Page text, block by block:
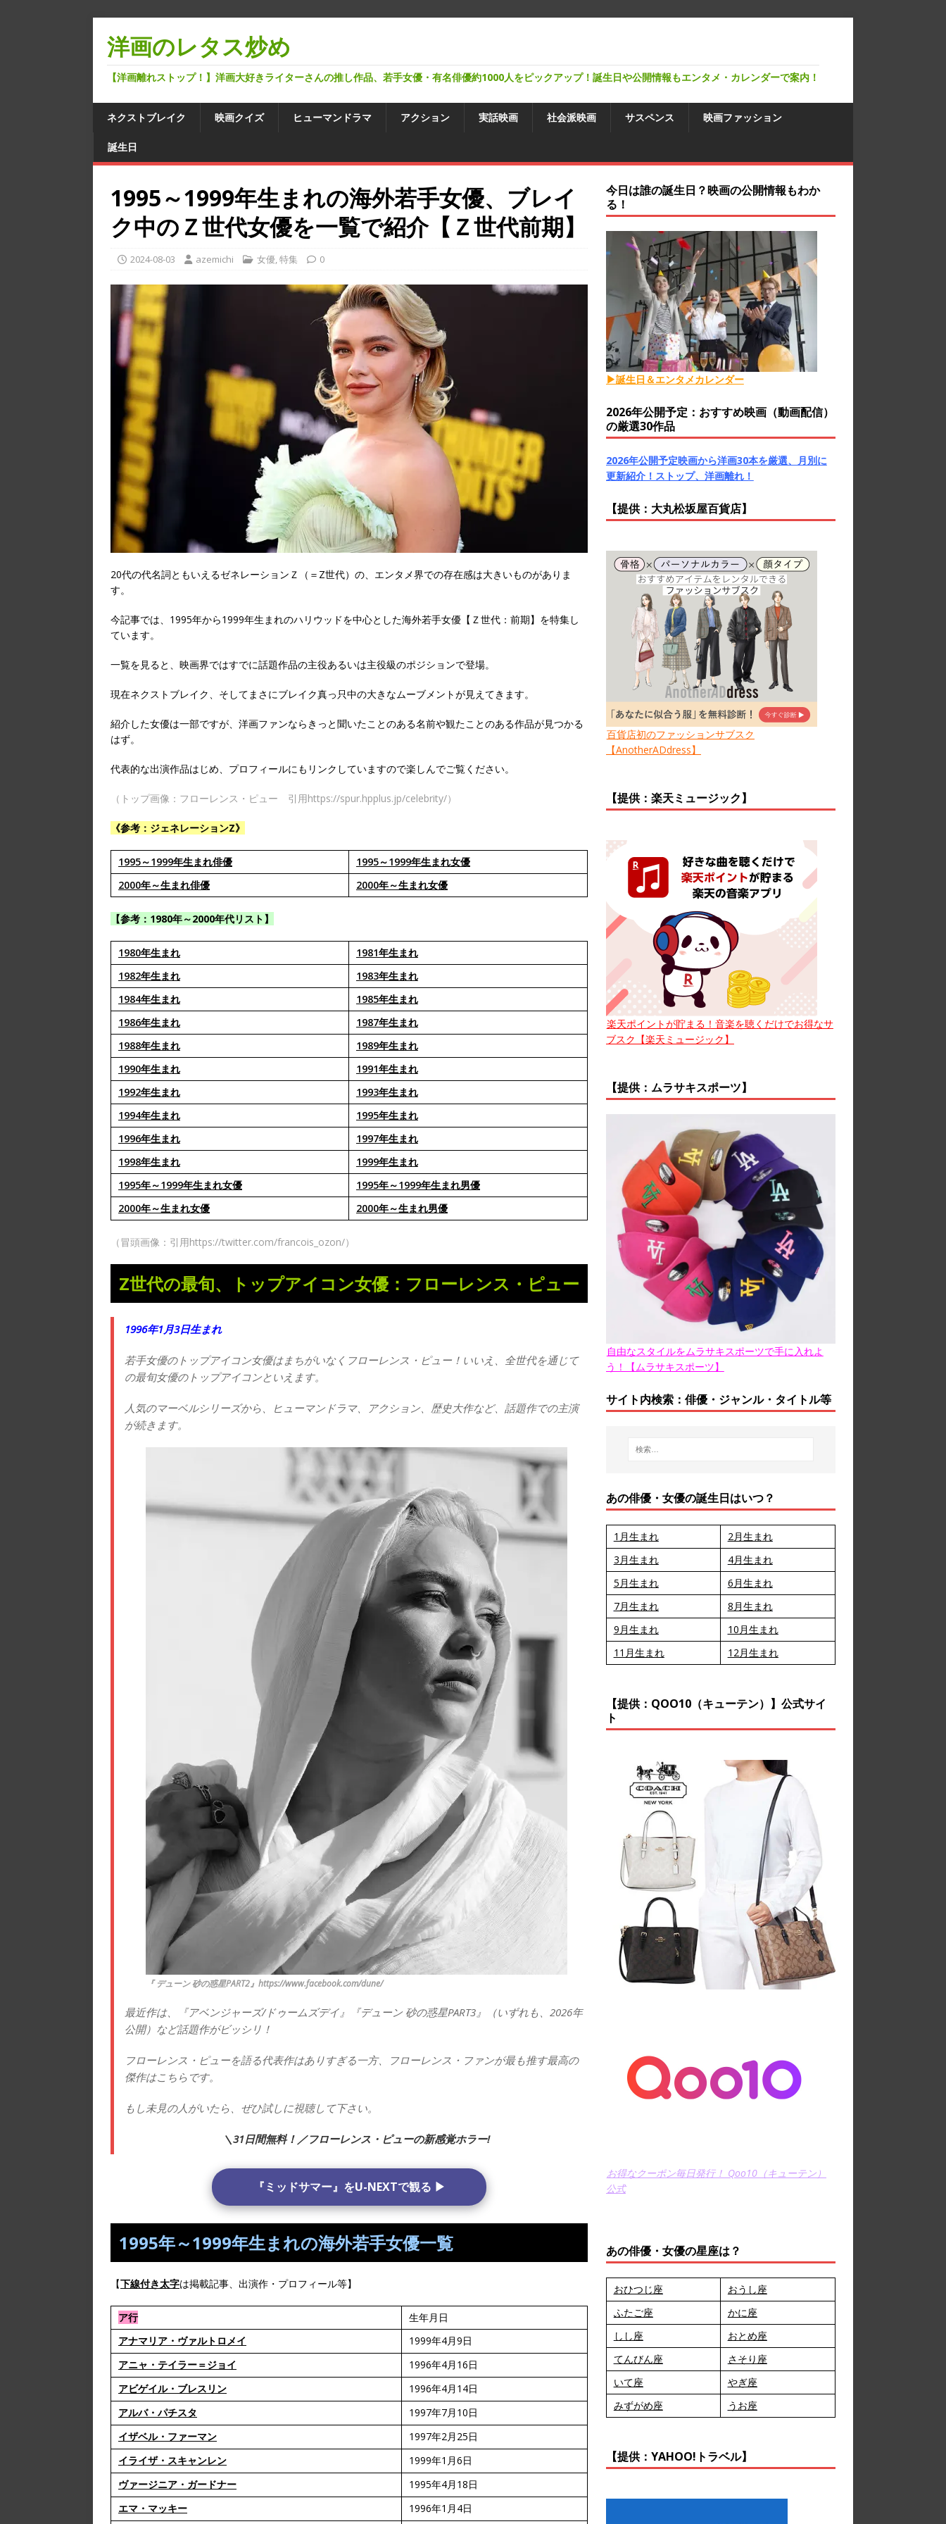
洋画のレタス炒め
【洋画離れストップ！】洋画大好きライターさんの推し作品、若手女優・有名俳優約1000人をピックアップ！誕生日や公開情報もエンタメ・カレンダーで案内！
ネクストブレイク 映画クイズ ヒューマンドラマ アクション 実話映画 社会派映画 サスペンス 映画ファッション
誕生日
1995～1999年生まれの海外若手女優、ブレイ
ク中のＺ世代女優を一覧で紹介【Ｚ世代前期】
2024-08-03 azemichi 女優,特集 0
20代の代名詞ともいえるゼネレーションＺ（＝Z世代）の、エンタメ界での存在感は大きいものがありま
す。
今記事では、1995年から1999年生まれのハリウッドを中心とした海外若手女優【Ｚ世代：前期】を特集し
ています。
一覧を見ると、映画界ではすでに話題作品の主役あるいは主役級のポジションで登場。
現在ネクストブレイク、そしてまさにブレイク真っ只中の大きなムーブメントが見えてきます。
紹介した女優は一部ですが、洋画ファンならきっと聞いたことのある名前や観たことのある作品が見つかる
はず。
代表的な出演作品はじめ、プロフィールにもリンクしていますので楽しんでご覧ください。
（トップ画像：フローレンス・ピュー 引用https://spur.hpplus.jp/celebrity/）
《参考：ジェネレーションZ》
1995～1999年生まれ俳優
1995～1999年生まれ女優
2000年～生まれ俳優
2000年～生まれ女優
【参考：1980年～2000年代リスト】
1980年生まれ
1981年生まれ
1982年生まれ
1983年生まれ
1984年生まれ
1985年生まれ
1986年生まれ
1987年生まれ
1988年生まれ
1989年生まれ
1990年生まれ
1991年生まれ
1992年生まれ
1993年生まれ
1994年生まれ
1995年生まれ
1996年生まれ
1997年生まれ
1998年生まれ
1999年生まれ
1995年～1999年生まれ女優
1995年～1999年生まれ男優
2000年～生まれ女優
2000年～生まれ男優
（冒頭画像：引用https://twitter.com/francois_ozon/）
Z世代の最旬、トップアイコン女優：フローレンス・ピュー
1996年1月3日生まれ
若手女優のトップアイコン女優はまちがいなくフローレンス・ピュー！いいえ、全世代を通じて
の最旬女優のトップアイコンといえます。
人気のマーベルシリーズから、ヒューマンドラマ、アクション、歴史大作など、話題作での主演
が続きます。
『 デューン 砂の惑星PART2』https://www.facebook.com/dune/
最近作は、『アベンジャーズ/ドゥームズデイ』『デューン 砂の惑星PART3』（いずれも、2026年
公開）など話題作がビッシリ！
フローレンス・ピューを語る代表作はありすぎる一方、フローレンス・ファンが最も推す最高の
傑作はこちらです。
もし未見の人がいたら、ぜひ試しに視聴して下さい。
＼31日間無料！／フローレンス・ピューの新感覚ホラー!
『ミッドサマー』をU-NEXTで観る ▶
1995年～1999年生まれの海外若手女優一覧
【下線付き太字は掲載記事、出演作・プロフィール等】
ア行
生年月日
アナマリア・ヴァルトロメイ
1999年4月9日
アニャ・テイラー＝ジョイ
1996年4月16日
アビゲイル・ブレスリン
1996年4月14日
アルバ・パチスタ
1997年7月10日
イザベル・ファーマン
1997年2月25日
イライザ・スキャンレン
1999年1月6日
ヴァージニア・ガードナー
1995年4月18日
エマ・マッキー
1996年1月4日
今日は誰の誕生日？映画の公開情報もわか
る！
▶誕生日＆エンタメカレンダー
2026年公開予定：おすすめ映画（動画配信）
の厳選30作品
2026年公開予定映画から洋画30本を厳選、月別に
更新紹介！ストップ、洋画離れ！
【提供：大丸松坂屋百貨店】
百貨店初のファッションサブスク
【AnotherADdress】
【提供：楽天ミュージック】
楽天ポイントが貯まる！音楽を聴くだけでお得なサ
ブスク【楽天ミュージック】
【提供：ムラサキスポーツ】
自由なスタイルをムラサキスポーツで手に入れよ
う！【ムラサキスポーツ】
サイト内検索：俳優・ジャンル・タイトル等
あの俳優・女優の誕生日はいつ？
1月生まれ
2月生まれ
3月生まれ
4月生まれ
5月生まれ
6月生まれ
7月生まれ
8月生まれ
9月生まれ
10月生まれ
11月生まれ
12月生まれ
【提供：QOO10（キューテン）】公式サイ
ト
お得なクーポン毎日発行！ Qoo10（キューテン）
公式
あの俳優・女優の星座は？
おひつじ座
おうし座
ふたご座
かに座
しし座
おとめ座
てんびん座
さそり座
いて座
やぎ座
みずがめ座
うお座
【提供：YAHOO!トラベル】